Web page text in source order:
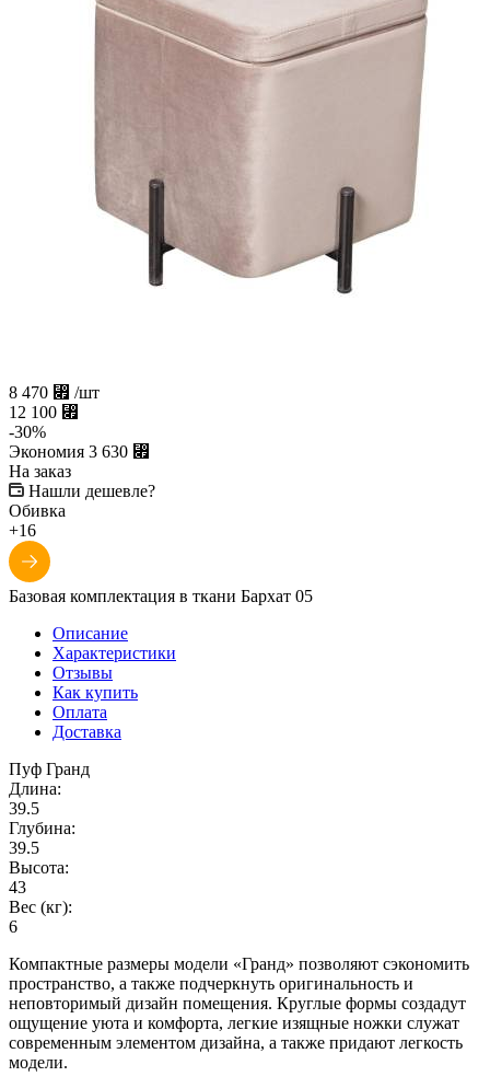
8 470 ⃏ /шт
12 100 ⃏
-30%
Экономия 3 630 ⃏
На заказ
Нашли дешевле?
Обивка
+16
Базовая комплектация в ткани Бархат 05
Описание
Характеристики
Отзывы
Как купить
Оплата
Доставка
Пуф Гранд
Длина:
39.5
Глубина:
39.5
Высота:
43
Вес (кг):
6
Компактные размеры модели «Гранд» позволяют сэкономить
пространство, а также подчеркнуть оригинальность и
неповторимый дизайн помещения. Круглые формы создадут
ощущение уюта и комфорта, легкие изящные ножки служат
современным элементом дизайна, а также придают легкость
модели.